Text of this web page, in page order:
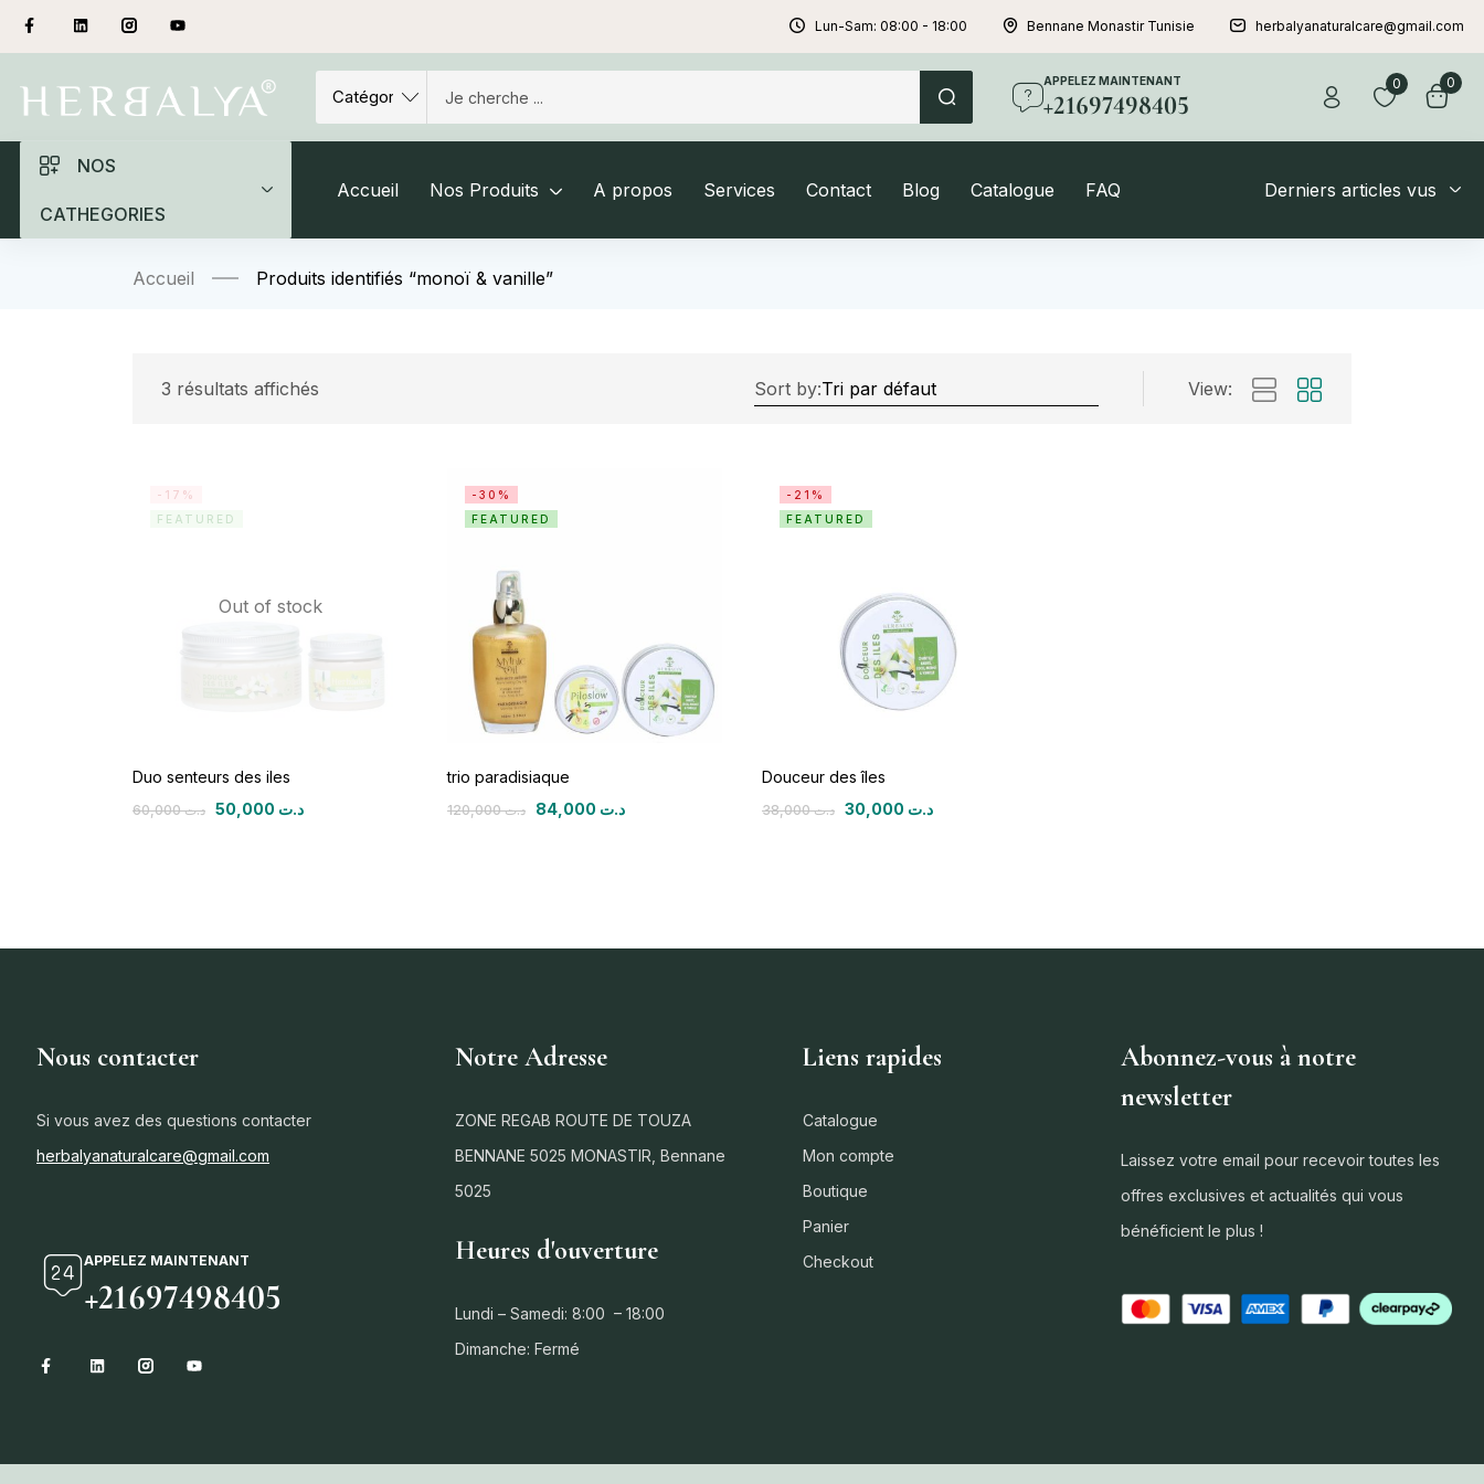
Lun-Sam: 08:00 - 18:00 Bennane Monastir Tunisie herbalyanaturalcare@gmail.com
APPELEZ MAINTENANT
+21697498405
0 0
NOS
CATHEGORIES
Accueil Nos Produits A propos Services Contact Blog Catalogue FAQ Derniers articles vus
Accueil Produits identifiés “monoï & vanille”
3 résultats affichés Sort by: View:
Out of stock
-17%
FEATURED
Duo senteurs des iles
د.ت60,000 د.ت
-30%
FEATURED
trio paradisiaque
د.ت120,000 د.ت
-21%
FEATURED
Douceur des îles
د.ت38,000 د.ت
Nous contacter
Si vous avez des questions contacter
herbalyanaturalcare@gmail.com
APPELEZ MAINTENANT
+21697498405
Notre Adresse
ZONE REGAB ROUTE DE TOUZA
BENNANE 5025 MONASTIR, Bennane
5025
Heures d'ouverture
Lundi – Samedi: 8:00 – 18:00
Dimanche: Fermé
Liens rapides
Catalogue
Mon compte
Boutique
Panier
Checkout
Abonnez-vous à notre
newsletter
Laissez votre email pour recevoir toutes les
offres exclusives et actualités qui vous
bénéficient le plus !